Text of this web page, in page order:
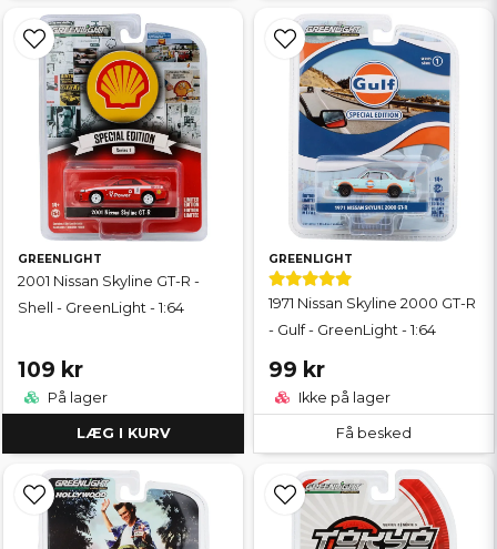
GREENLIGHT
2001 Nissan Skyline GT-R -
Shell - GreenLight - 1:64
109 kr
På lager
LÆG I KURV
GREENLIGHT
1971 Nissan Skyline 2000 GT-R
- Gulf - GreenLight - 1:64
99 kr
Ikke på lager
Få besked